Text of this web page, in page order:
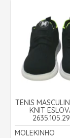
TÊNIS
KNIT
MOLEKINHO